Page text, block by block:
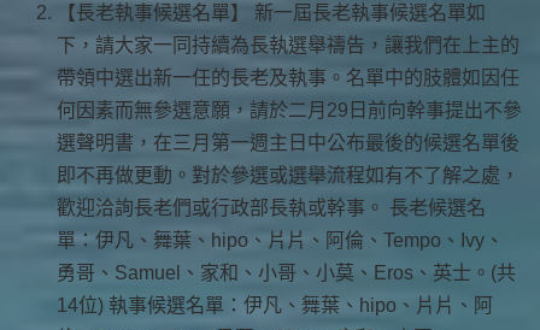
【長老執事候選名單】 新一屆長老執事候選名單如
下，請大家一同持續為長執選舉禱告，讓我們在上主的
帶領中選出新一任的長老及執事。名單中的肢體如因任
何因素而無參選意願，請於二月29日前向幹事提出不參
選聲明書，在三月第一週主日中公布最後的候選名單後
即不再做更動。對於參選或選舉流程如有不了解之處，
歡迎洽詢長老們或行政部長執或幹事。 長老候選名
單：伊凡、舞葉、hipo、片片、阿倫、Tempo、Ivy、
勇哥、Samuel、家和、小哥、小莫、Eros、英士。(共
14位) 執事候選名單：伊凡、舞葉、hipo、片片、阿